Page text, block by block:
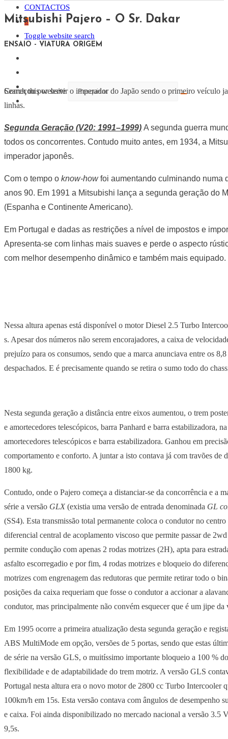
CONTACTOS
0
Toggle website search
Search this website
Mitsubishi Pajero – O Sr. Dakar
ENSAIO - VIATURA ORIGEM
Começou por servir o imperador do Japão sendo o primeiro veículo
linhas.
Segunda Geração (V20: 1991–1999) A segunda guerra
todos os concorrentes. Contudo muito antes, em 1934, a
imperador japonês.
Com o tempo o know-howfoi aumentando culminando numa
anos 90. Em 1991 a Mitsubishi lança a segunda geração do
(Espanha e Continente Americano).
Em Portugal e dadas as restrições a nível de impostos e
Apresenta-se com linhas mais suaves e perde o aspecto
com melhor desempenho dinâmico e também mais equipado.
Nessa altura apenas está disponível o motor Diesel 2.5 Turbo
s. Apesar dos números não serem encorajadores, a caixa de
prejuízo para os consumos, sendo que a marca anunciava entre os
despachados. E é precisamente quando se retira o sumo todo do
Nesta segunda geração a distância entre eixos aumentou, o trem
e amortecedores telescópicos, barra Panhard e barra estabilizadora,
amortecedores telescópicos e barra estabilizadora. Ganhou em
comportamento e conforto. A juntar a isto contava já com travões de
1800 kg.
Contudo, onde o Pajero começa a distanciar-se da concorrência e a
série a versão GLX (existia uma versão de entrada denominada GL
(SS4). Esta transmissão total permanente coloca o condutor no
diferencial central de acoplamento viscoso que permite passar de
permite condução com apenas 2 rodas motrizes (2H), apta para
asfalto escorregadio e por fim, 4 rodas motrizes e bloqueio do
motrizes com engrenagem das redutoras que permite retirar todo o
posições da caixa requeriam que fosse o condutor a accionar a
condutor, mas principalmente não convém esquecer que é um jipe
Em 1995 ocorre a primeira atualização desta segunda geração e
ABS MultiMode em opção, versões de 5 portas, sendo que estas
de série na versão GLS, o muitíssimo importante bloqueio a 100 %
flexibilidade e de adaptabilidade do trem motriz. A versão GLS
Portugal nesta altura era o novo motor de 2800 cc Turbo
100km/h em 15s. Esta versão contava com ângulos de
e caixa. Foi ainda disponibilizado no mercado nacional a versão
9,5s.